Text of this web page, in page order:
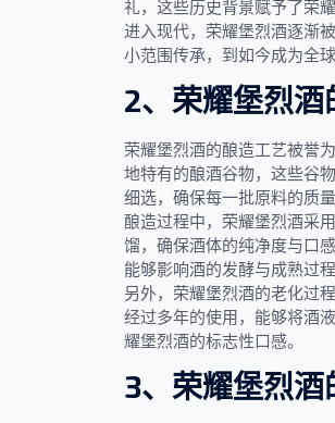
礼，这些历史背景赋予了荣
进入现代，荣耀堡烈酒逐渐
小范围传承，到如今成为全
2、荣耀堡烈
荣耀堡烈酒的酿造工艺被誉
地特有的酿酒谷物，这些谷
细选，确保每一批原料的质
酿造过程中，荣耀堡烈酒采
馏，确保酒体的纯净度与口
能够影响酒的发酵与成熟过
另外，荣耀堡烈酒的老化过
经过多年的使用，能够将酒
耀堡烈酒的标志性口感。
3、荣耀堡烈